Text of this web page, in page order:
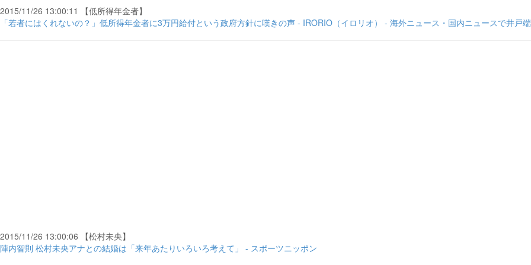
2015/11/26 13:00:11 【低所得年金者】
「若者にはくれないの？」低所得年金者に3万円給付という政府方針に嘆きの声 - IRORIO（イロリオ） - 海外ニュース・国内ニュースで井戸
2015/11/26 13:00:06 【松村未央】
陣内智則 松村未央アナとの結婚は「来年あたりいろいろ考えて」 - スポーツニッポン